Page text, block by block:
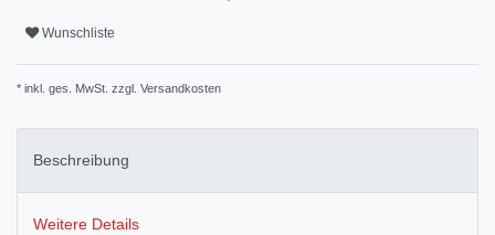
Wunschliste
* inkl. ges. MwSt. zzgl. Versandkosten
Beschreibung
Weitere Details